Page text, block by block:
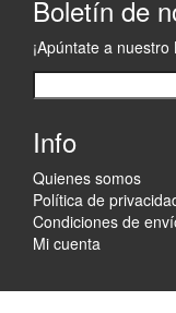
Boletín de
¡Apúntate a
Info
Quienes somos
Política de
Condiciones de
Mi cuenta